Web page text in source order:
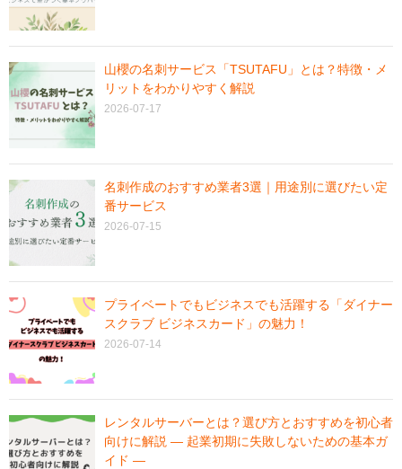
山櫻の名刺サービス「TSUTAFU」とは？特徴・メ
リットをわかりやすく解説
2026-07-17
名刺作成のおすすめ業者3選｜用途別に選びたい定
番サービス
2026-07-15
プライベートでもビジネスでも活躍する「ダイナー
スクラブ ビジネスカード」の魅力！
2026-07-14
レンタルサーバーとは？選び方とおすすめを初心者
向けに解説 ― 起業初期に失敗しないための基本ガ
イド ―